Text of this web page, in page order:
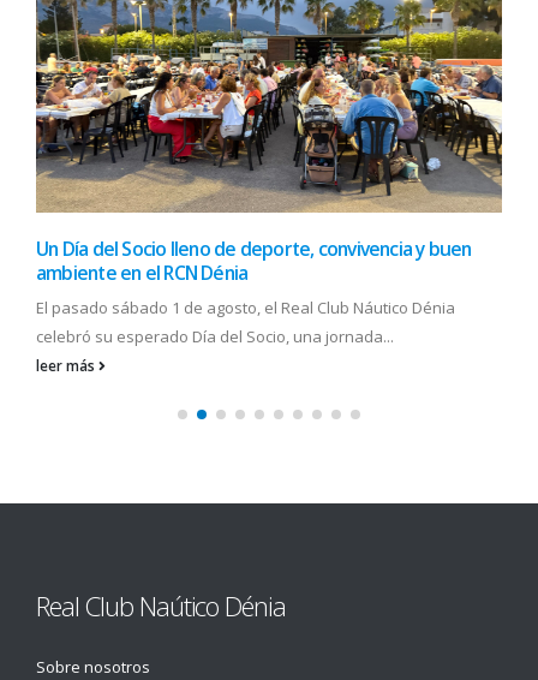
Un Día del Socio lleno de deporte, convivencia y buen
ambiente en el RCN Dénia
El pasado sábado 1 de agosto, el Real Club Náutico Dénia
celebró su esperado Día del Socio, una jornada...
leer más
Real Club Naútico Dénia
Sobre nosotros